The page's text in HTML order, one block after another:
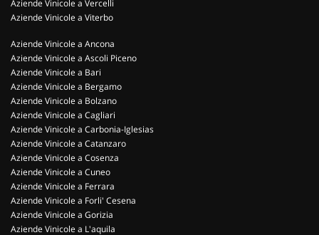
Aziende Vinicole a Vercelli
Aziende Vinicole a Viterbo
Aziende Vinicole a Ancona
Aziende Vinicole a Ascoli Piceno
Aziende Vinicole a Bari
Aziende Vinicole a Bergamo
Aziende Vinicole a Bolzano
Aziende Vinicole a Cagliari
Aziende Vinicole a Carbonia-Iglesias
Aziende Vinicole a Catanzaro
Aziende Vinicole a Cosenza
Aziende Vinicole a Cuneo
Aziende Vinicole a Ferrara
Aziende Vinicole a Forli' Cesena
Aziende Vinicole a Gorizia
Aziende Vinicole a L'aquila